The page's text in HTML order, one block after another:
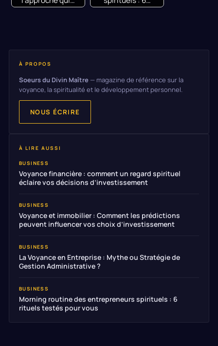
À PROPOS
Soeurs du Divin Maître — magazine de référence sur la
voyance, la spiritualité et le développement personnel.
NOUS ÉCRIRE
À LIRE AUSSI
BUSINESS
Voyance financière : comment un regard spirituel
éclaire vos décisions d’investissement
BUSINESS
Voyance et immobilier : Comment les prédictions
peuvent influencer vos choix d’investissement
BUSINESS
La Voyance en Entreprise : Mythe ou Stratégie de
Gestion Administrative ?
BUSINESS
Morning routine des entrepreneurs spirituels : 6
rituels testés pour vous